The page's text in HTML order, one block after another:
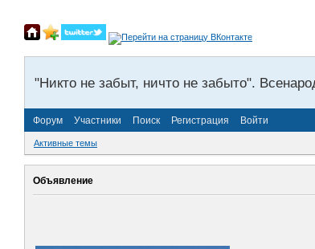
"Никто не забыт, ничто не забыто".
Форум Участники Поиск Регистрация Войти
Активные темы
Объявление